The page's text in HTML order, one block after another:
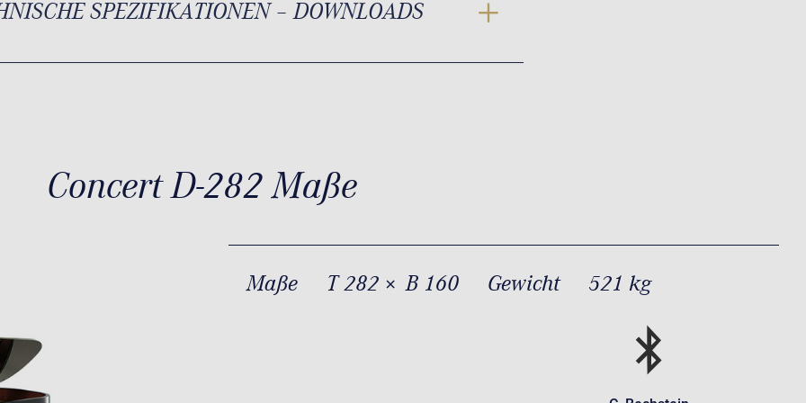
SPEZIFIKATIONEN – DOWNLOADS
Concert D-282 Maße
Maße T 282 × B 160 Gewicht 521 kg